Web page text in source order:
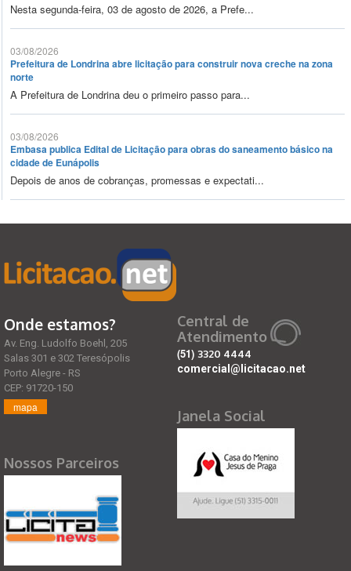
Nesta segunda-feira, 03 de agosto de 2026, a Prefe...
03/08/2026
Prefeitura de Londrina abre licitação para construir nova creche na zona
norte
A Prefeitura de Londrina deu o primeiro passo para...
03/08/2026
Embasa publica Edital de Licitação para obras do saneamento básico na
cidade de Eunápolis
Depois de anos de cobranças, promessas e expectati...
Onde estamos?
Av. Eng. Ludolfo Boehl, 205
Salas 301 e 302 Teresópolis
Porto Alegre - RS
CEP: 91720-150
mapa
Nossos Parceiros
Central de
Atendimento
(51) 3320 4444
comercial@licitacao.net
Janela Social